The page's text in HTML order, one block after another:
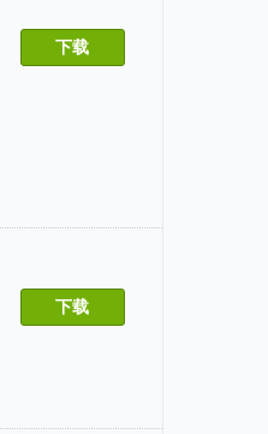
下载
下载